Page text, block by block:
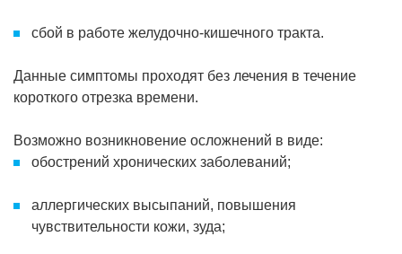
сбой в работе желудочно-кишечного тракта.
Данные симптомы проходят без лечения в течение
короткого отрезка времени.
Возможно возникновение осложнений в виде:
обострений хронических заболеваний;
аллергических высыпаний, повышения
чувствительности кожи, зуда;